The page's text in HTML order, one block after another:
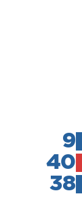
9
40
38